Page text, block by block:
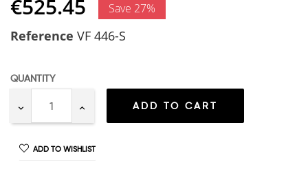
€525.45 Save 27%
Reference VF 446-S
QUANTITY
ADD TO CART
ADD TO WISHLIST